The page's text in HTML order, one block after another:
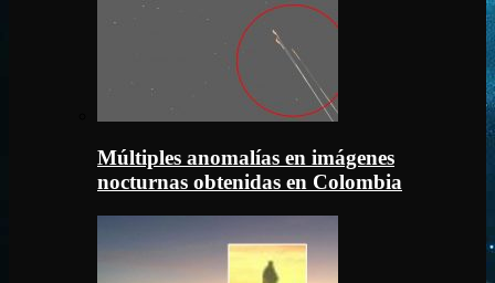
Múltiples anomalías en imágenes
nocturnas obtenidas en Colombia